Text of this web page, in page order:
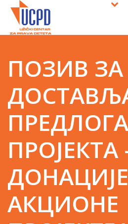
ПОЗИВ ЗА
ПРЕДЛОГА
ПРОЈЕКТА
АКЦИОНЕ